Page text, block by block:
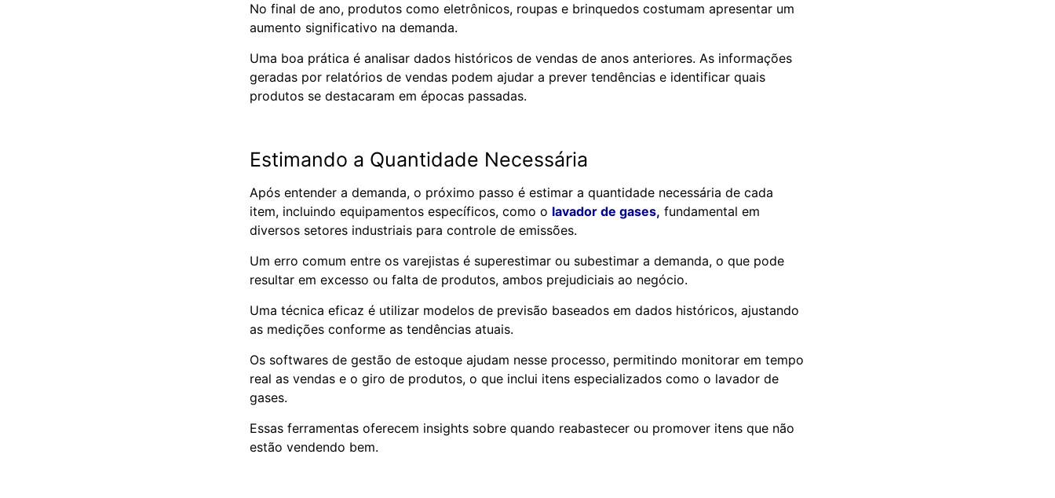
No final de ano, produtos como eletrônicos, roupas e brinquedos costumam apresentar um
aumento significativo na demanda.
Uma boa prática é analisar dados históricos de vendas de anos anteriores. As informações
geradas por relatórios de vendas podem ajudar a prever tendências e identificar quais
produtos se destacaram em épocas passadas.
Estimando a Quantidade Necessária
Após entender a demanda, o próximo passo é estimar a quantidade necessária de cada
item, incluindo equipamentos específicos, como o lavador de gases, fundamental em
diversos setores industriais para controle de emissões.
Um erro comum entre os varejistas é superestimar ou subestimar a demanda, o que pode
resultar em excesso ou falta de produtos, ambos prejudiciais ao negócio.
Uma técnica eficaz é utilizar modelos de previsão baseados em dados históricos, ajustando
as medições conforme as tendências atuais.
Os softwares de gestão de estoque ajudam nesse processo, permitindo monitorar em tempo
real as vendas e o giro de produtos, o que inclui itens especializados como o lavador de
gases.
Essas ferramentas oferecem insights sobre quando reabastecer ou promover itens que não
estão vendendo bem.